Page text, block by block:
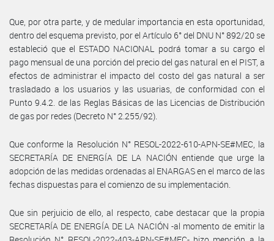
Que, por otra parte, y de medular importancia en esta oportunidad,
dentro del esquema previsto, por el Artículo 6° del DNU N° 892/20 se
estableció que el ESTADO NACIONAL podrá tomar a su cargo el
pago mensual de una porción del precio del gas natural en el PIST, a
efectos de administrar el impacto del costo del gas natural a ser
trasladado a los usuarios y las usuarias, de conformidad con el
Punto 9.4.2. de las Reglas Básicas de las Licencias de Distribución
de gas por redes (Decreto N° 2.255/92).
Que conforme la Resolución N° RESOL-2022-610-APN-SE#MEC, la
SECRETARÍA DE ENERGÍA DE LA NACIÓN entiende que urge la
adopción de las medidas ordenadas al ENARGAS en el marco de las
fechas dispuestas para el comienzo de su implementación.
Que sin perjuicio de ello, al respecto, cabe destacar que la propia
SECRETARÍA DE ENERGÍA DE LA NACIÓN -al momento de emitir la